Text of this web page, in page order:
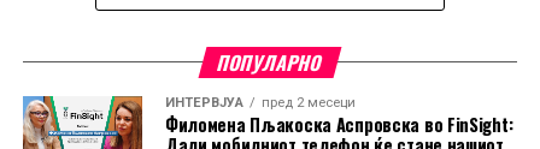
ПОПУЛАРНО
ИНТЕРВЈУА пред 2 месеци
Филомена Пљакоска Аспровска во FinSight: